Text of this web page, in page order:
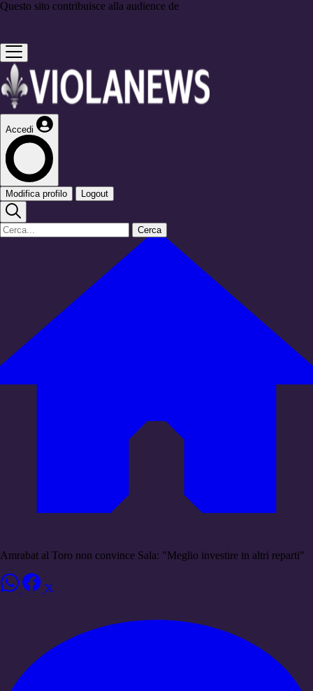
Questo sito contribuisce alla audience de
Accedi
Modifica profilo Logout
Cerca
Amrabat al Toro non convince Sala: "Meglio investire in altri reparti"